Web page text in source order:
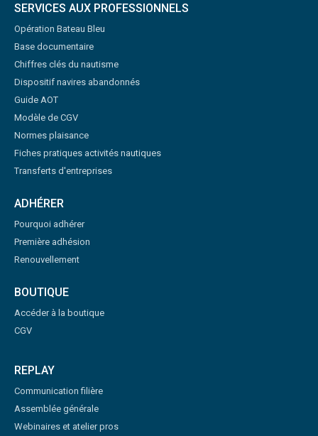
SERVICES AUX PROFESSIONNELS
Opération Bateau Bleu
Base documentaire
Chiffres clés du nautisme
Dispositif navires abandonnés
Guide AOT
Modèle de CGV
Normes plaisance
Fiches pratiques activités nautiques
Transferts d'entreprises
ADHÉRER
Pourquoi adhérer
Première adhésion
Renouvellement
BOUTIQUE
Accéder à la boutique
CGV
REPLAY
Communication filière
Assemblée générale
Webinaires et atelier pros